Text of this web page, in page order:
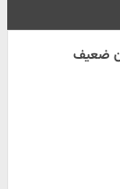
ضعیف